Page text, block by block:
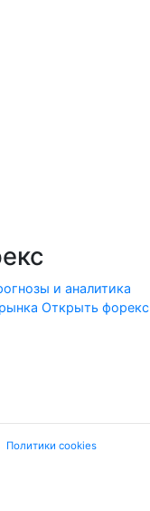
и аналитика
Открыть форекс
Политики cookies